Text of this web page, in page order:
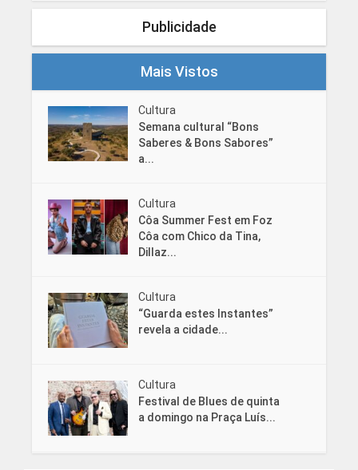
Publicidade
Mais Vistos
Cultura
Semana cultural “Bons
Saberes & Bons Sabores”
a...
Cultura
Côa Summer Fest em Foz
Côa com Chico da Tina,
Dillaz...
Cultura
“Guarda estes Instantes”
revela a cidade...
Cultura
Festival de Blues de quinta
a domingo na Praça Luís...